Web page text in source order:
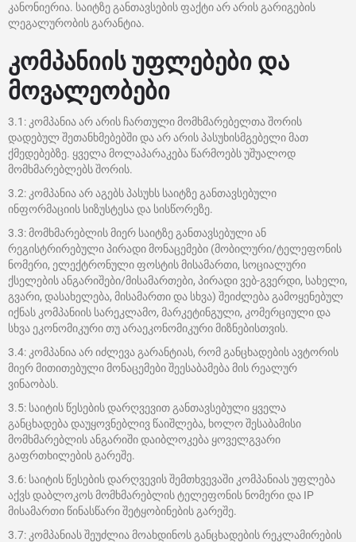
კანონიერია. საიტზე განთავსების ფაქტი არ არის გარიგების
ლეგალურობის გარანტია.
კომპანიის უფლებები და
მოვალეობები
3.1: კომპანია არ არის ჩართული მომხმარებელთა შორის
დადებულ შეთანხმებებში და არ არის პასუხისმგებელი მათ
ქმედებებზე. ყველა მოლაპარაკება წარმოებს უშუალოდ
მომხმარებლებს შორის.
3.2: კომპანია არ აგებს პასუხს საიტზე განთავსებული
ინფორმაციის სიზუსტესა და სისწორეზე.
3.3: მომხმარებლის მიერ საიტზე განთავსებული ან
რეგისტრირებული პირადი მონაცემები (მობილური/ტელეფონის
ნომერი, ელექტრონული ფოსტის მისამართი, სოციალური
ქსელების ანგარიშები/მისამართები, პირადი ვებ-გვერდი, სახელი,
გვარი, დასახელება, მისამართი და სხვა) შეიძლება გამოყენებულ
იქნას კომპანიის სარეკლამო, მარკეტინგული, კომერციული და
სხვა ეკონომიკური თუ არაეკონომიკური მიზნებისთვის.
3.4: კომპანია არ იძლევა გარანტიას, რომ განცხადების ავტორის
მიერ მითითებული მონაცემები შეესაბამება მის რეალურ
ვინაობას.
3.5: საიტის წესების დარღვევით განთავსებული ყველა
განცხადება დაუყოვნებლივ წაიშლება, ხოლო შესაბამისი
მომხმარებლის ანგარიში დაიბლოკება ყოველგვარი
გაფრთხილების გარეშე.
3.6: საიტის წესების დარღვევის შემთხვევაში კომპანიას უფლება
აქვს დაბლოკოს მომხმარებლის ტელეფონის ნომერი და IP
მისამართი წინასწარი შეტყობინების გარეშე.
3.7: კომპანიას შეუძლია მოახდინოს განცხადების რეკლამირების